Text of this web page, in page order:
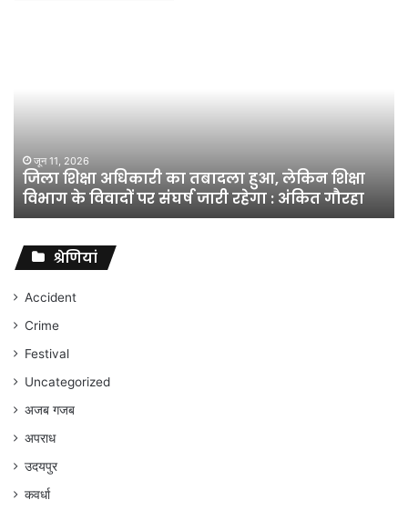
शिक्षा
विभाग
विवादों
संघर्ष
जारी
रहेगा
अंकित
गौरहा
जून 11, 2026
जिला शिक्षा अधिकारी का तबादला हुआ, लेकिन शिक्षा
विभाग के विवादों पर संघर्ष जारी रहेगा : अंकित गौरहा
श्रेणियां
Accident
Crime
Festival
Uncategorized
अजब गजब
अपराध
उदयपुर
कवर्धा